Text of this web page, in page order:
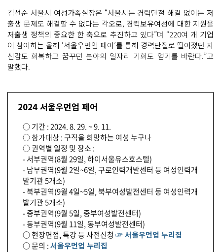
김선순 서울시 여성가족실장은 “서울시는 경력단절 해결 없이는 저
출생 문제도 해결할 수 없다는 각오로, 경력보유여성에 대한 지원을
저출생 정책의 중요한 한 축으로 추진하고 있다”며 “220여 개 기업
이 참여하는 올해 ‘서울우먼업 페어’를 통해 경력단절로 떨어졌던 자
신감도 회복하고 꿈꾸던 분야의 일자리 기회도 얻기를 바란다.”고
말했다.
2024 서울우먼업 페어
○ 기간 : 2024. 8. 29. ~ 9. 11.
○ 참가대상 : 구직을 희망하는 여성 누구나
○ 권역별 일정 및 장소 :
- 서부권역(8월 29일, 하이서울유스호스텔)
- 남부권역(9월 2일~6일, 구로인력개발센터 등 여성인력개
발기관 5개소)
- 북부권역(9월 4일~5일, 북부여성발전센터 등 여성인력개
발기관 5개소)
- 중부권역(9월 5일, 중부여성발전센터)
- 동부권역(9월 11일, 동부여성발전센터)
○ 현장면접, 특강 등 사전신청 ☞ 서울우먼업 누리집
○ 문의 :서울우먼업 누리집